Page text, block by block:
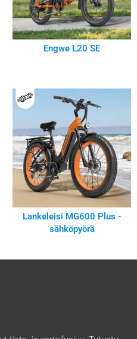
Engwe L20 SE
Lankeleisi MG600 Plus -
sähköpyörä